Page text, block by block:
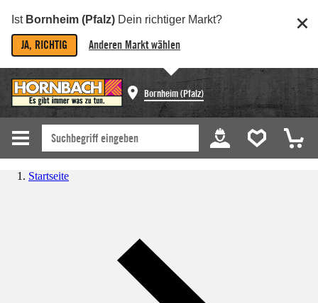
Ist Bornheim (Pfalz) Dein richtiger Markt?
JA, RICHTIG Anderen Markt wählen
Bornheim (Pfalz)
Startseite